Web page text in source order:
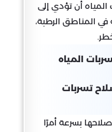
المياه أن تؤدي إلى
المناطق الرطبة،
المياه
تسربات
بسرعة أمرًا